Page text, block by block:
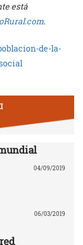
está
.
de-la-
04/09/2019
06/03/2019